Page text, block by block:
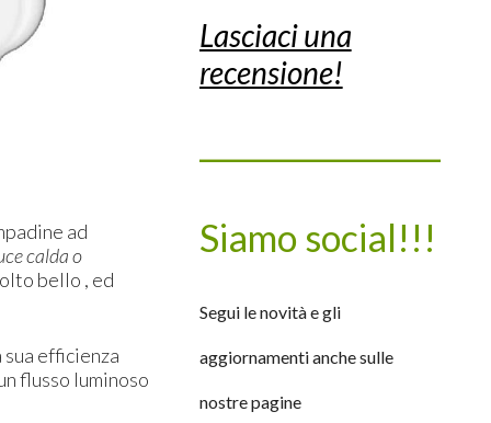
ad
calda o
bello , ed
sua efficienza
flusso luminoso
Lasciaci una
recensione!
Siamo social!!!
Segui le novità e gli
aggiornamenti anche sulle
nostre pagine